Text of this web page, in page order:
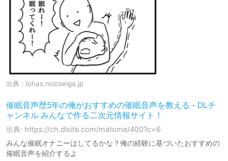
出典： lohas.nicoseiga.jp
催眠音声歴5年の俺がおすすめの催眠音声を教える - DLチ
ャンネル みんなで作る二次元情報サイト！
出典: https://ch.dlsite.com/matome/400?c=6
みんな催眠オナニーはしてるかな？俺の経験に基づいたおすすめの
催眠音声を紹介するよ